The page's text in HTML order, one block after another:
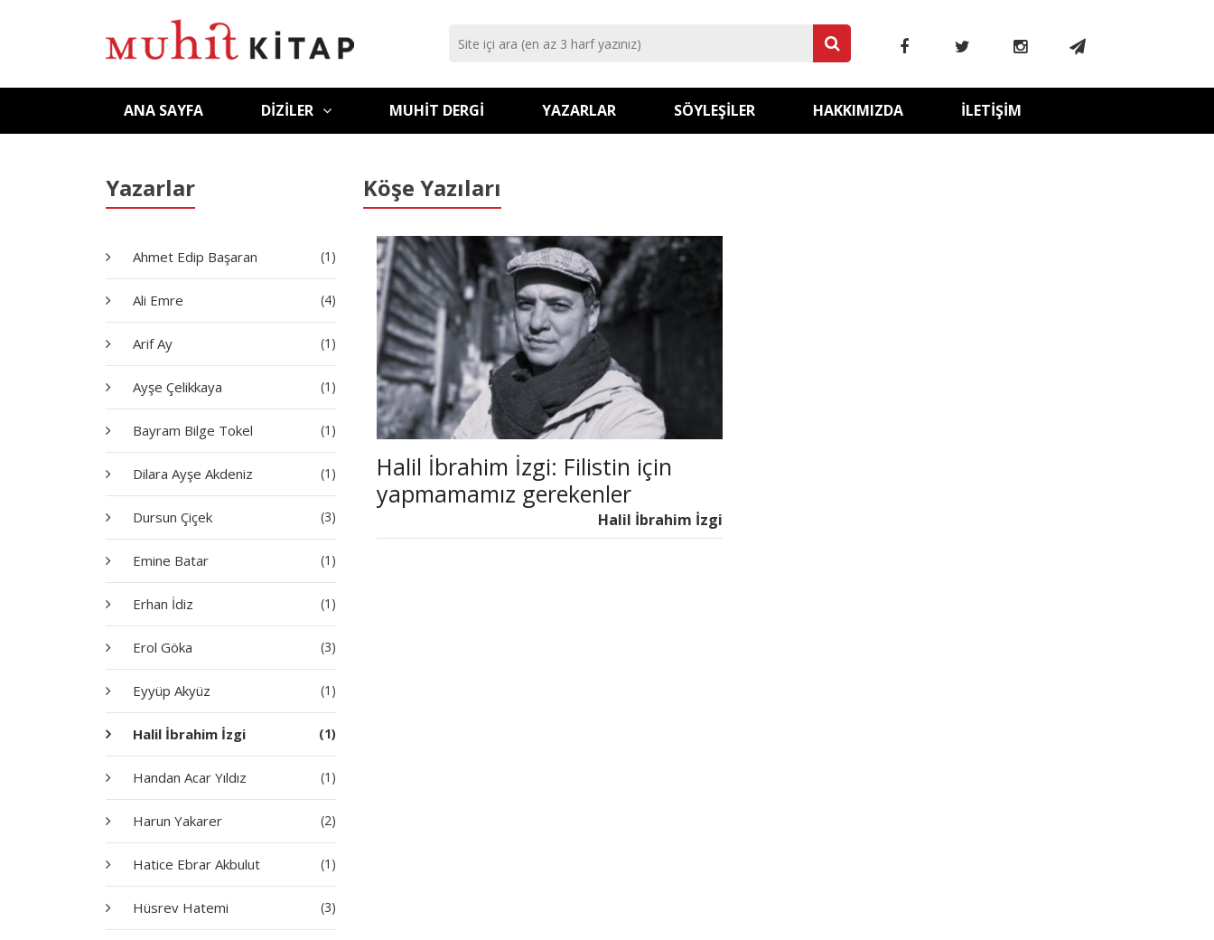
ANA SAYFA DIZILER MUHIT DERGI YAZARLAR SÖYLEŞILER HAKKIMIZDA İLETIŞIM
Yazarlar
Ahmet Edip Başaran (1)
Ali Emre (4)
Arif Ay (1)
Ayşe Çelikkaya (1)
Bayram Bilge Tokel (1)
Dilara Ayşe Akdeniz (1)
Dursun Çiçek (3)
Emine Batar (1)
Erhan İdiz (1)
Erol Göka (3)
Eyyüp Akyüz (1)
Halil İbrahim İzgi (1)
Handan Acar Yıldız (1)
Harun Yakarer (2)
Hatice Ebrar Akbulut (1)
Hüsrev Hatemi (3)
Köşe Yazıları
Halil İbrahim İzgi: Filistin için
yapmamamız gerekenler
Halil İbrahim İzgi